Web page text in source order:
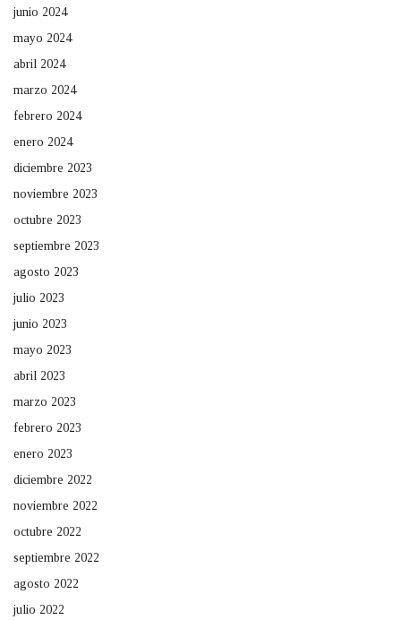
junio 2024
mayo 2024
abril 2024
marzo 2024
febrero 2024
enero 2024
diciembre 2023
noviembre 2023
octubre 2023
septiembre 2023
agosto 2023
julio 2023
junio 2023
mayo 2023
abril 2023
marzo 2023
febrero 2023
enero 2023
diciembre 2022
noviembre 2022
octubre 2022
septiembre 2022
agosto 2022
julio 2022